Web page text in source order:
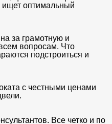
ищет оптимальный
за грамотную и
вопросам. Что
подстроиться и
с честными ценами
Все четко и по